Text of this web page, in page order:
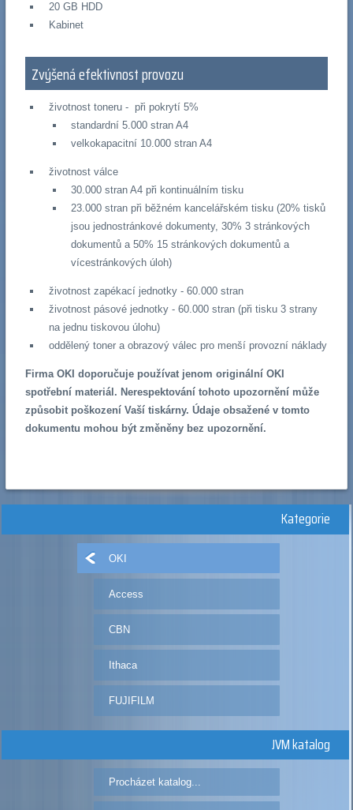
20 GB HDD
Kabinet
Zvýšená efektivnost provozu
životnost toneru - při pokrytí 5%
standardní 5.000 stran A4
velkokapacitní 10.000 stran A4
životnost válce
30.000 stran A4 při kontinuálním tisku
23.000 stran při běžném kancelářském tisku (20% tisků
jsou jednostránkové dokumenty, 30% 3 stránkových
dokumentů a 50% 15 stránkových dokumentů a
vícestránkových úloh)
životnost zapékací jednotky - 60.000 stran
životnost pásové jednotky - 60.000 stran (při tisku 3 strany
na jednu tiskovou úlohu)
oddělený toner a obrazový válec pro menší provozní náklady
Firma OKI doporučuje používat jenom originální OKI
spotřební materiál. Nerespektování tohoto upozornění může
způsobit poškození Vaší tiskárny. Údaje obsažené v tomto
dokumentu mohou být změněny bez upozornění.
Kategorie
OKI
Access
CBN
Ithaca
FUJIFILM
JVM katalog
Procházet katalog...